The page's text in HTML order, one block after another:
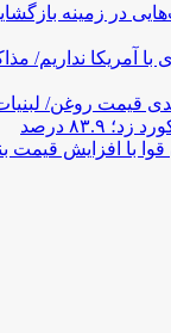
در زمینه
با آمریکا نداریم/
۸۳.۹ درصد
با افزایش قیمت